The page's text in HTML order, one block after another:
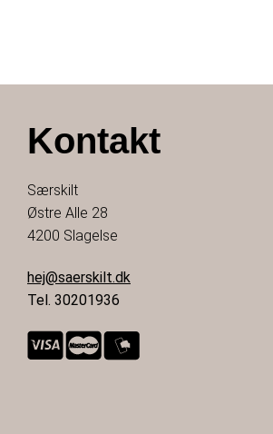
Kontakt
Særskilt
Østre Alle 28
4200 Slagelse
hej@saerskilt.dk
Tel. 30201936